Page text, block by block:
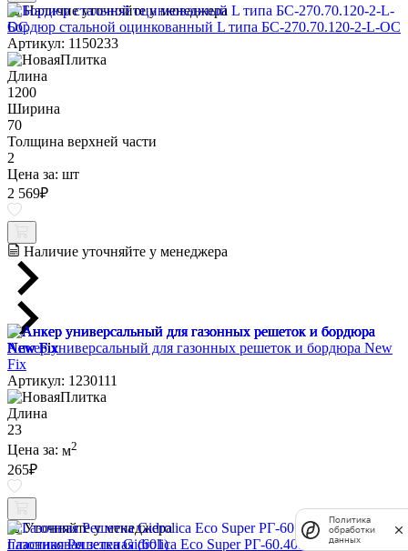
Наличие уточняйте у менеджера
Бордюр стальной оцинкованный L типа БС-270.70.120-2-L-ОС
Артикул: 1150233
Длина
1200
Ширина
70
Толщина верхней части
2
Цена за: шт
2 569₽
Наличие уточняйте у менеджера
Анкер универсальный для газонных решеток и бордюра New
Fix
Артикул: 1230111
Длина
23
Цена за: м2
265₽
Уточняйте у менеджера
Газонная Решетка Gidrolica Eco Super РГ-60.40.6,4 -
Политика
обработки
данных